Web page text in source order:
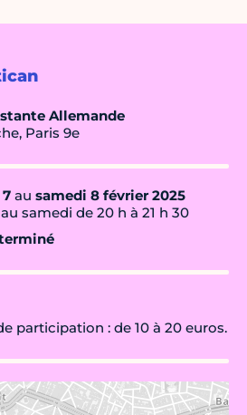
Allemande
Paris 9e
au samedi 8 février 2025
samedi de 20 h à 21 h 30
participation : de 10 à 20 euros.